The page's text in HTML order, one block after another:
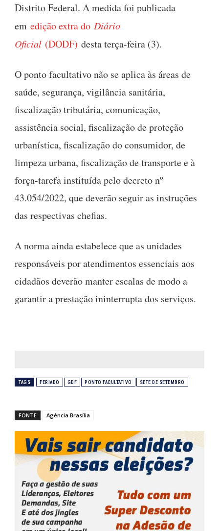
Distrito Federal. A medida foi publicada
em edição extra do Diário
Oficial (DODF) desta terça-feira (3).
O ponto facultativo não se aplica às áreas de
saúde, segurança, vigilância sanitária,
fiscalização tributária, comunicação,
assistência social, fiscalização de proteção
urbanística, fiscalização do consumidor, de
limpeza urbana, fiscalização de transporte e à
força-tarefa instituída pelo decreto nº
43.054/2022, que deverão seguir as instruções
das respectivas chefias.
A norma ainda estabelece que as unidades
responsáveis por atendimentos essenciais aos
cidadãos deverão manter escalas de modo a
garantir a prestação ininterrupta dos serviços.
TAGS FERIADO GDF PONTO FACULTATIVO SETE DE SETEMBRO
FONTE Agência Brasília